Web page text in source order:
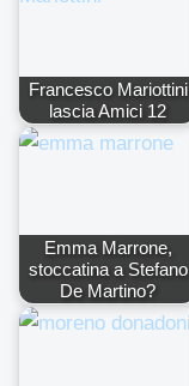
Francesco Mariottini
lascia Amici 12
Emma Marrone,
stoccatina a Stefano
De Martino?